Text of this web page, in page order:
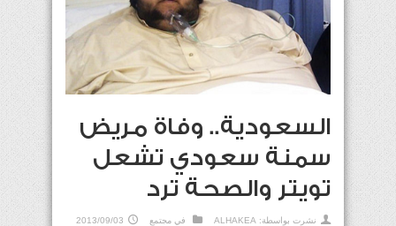
السعودية.. وفاة مريض
سمنة سعودي تشعل
تويتر والصحة ترد
نشرت بواسطة: ALHAKEA في مجتمع
2013/09/03